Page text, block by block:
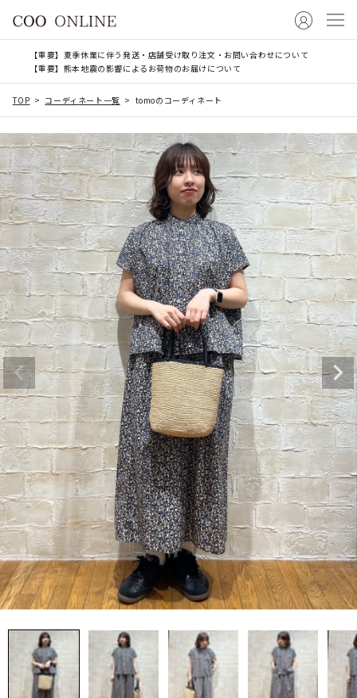
【重要】夏季休業に伴う発送・店舗受け取り注文・お問い合わせについて
【重要】熊本地震の影響によるお荷物のお届けについて
TOP コーディネート一覧 tomoのコーディネート